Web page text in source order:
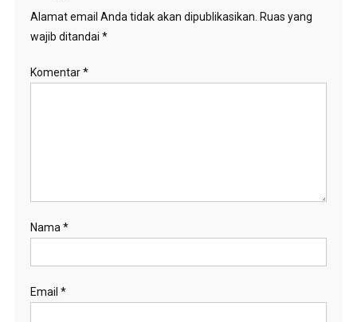
Alamat email Anda tidak akan dipublikasikan. Ruas yang
wajib ditandai *
Komentar*
Nama*
Email *